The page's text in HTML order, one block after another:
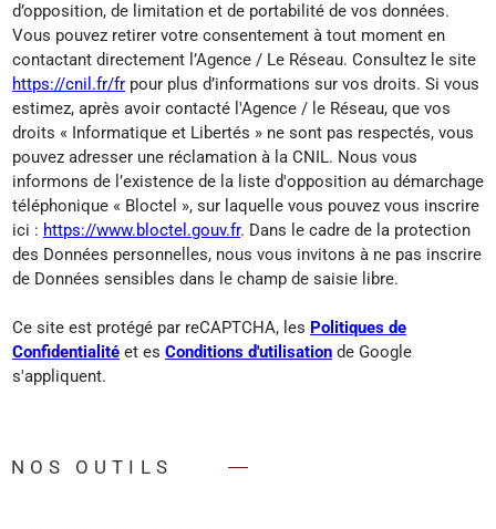
d’opposition, de limitation et de portabilité de vos données.
Vous pouvez retirer votre consentement à tout moment en
contactant directement l’Agence / Le Réseau. Consultez le site
https://cnil.fr/fr pour plus d’informations sur vos droits. Si vous
estimez, après avoir contacté l'Agence / le Réseau, que vos
droits « Informatique et Libertés » ne sont pas respectés, vous
pouvez adresser une réclamation à la CNIL. Nous vous
informons de l’existence de la liste d'opposition au démarchage
téléphonique « Bloctel », sur laquelle vous pouvez vous inscrire
ici : https://www.bloctel.gouv.fr. Dans le cadre de la protection
des Données personnelles, nous vous invitons à ne pas inscrire
de Données sensibles dans le champ de saisie libre.
Ce site est protégé par reCAPTCHA, les Politiques de
Confidentialité et es Conditions d'utilisation de Google
s'appliquent.
NOS OUTILS